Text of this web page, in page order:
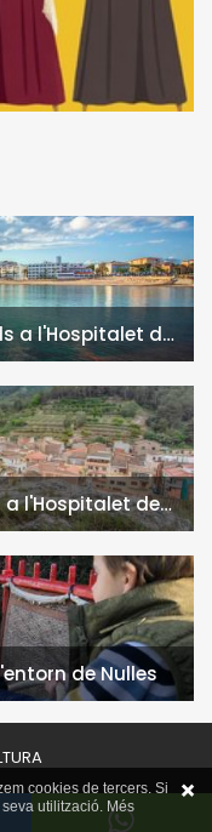
a l'Hospitalet de
l'Hospitalet de
de Nulles
cookies de tercers. Si
utilització. Més